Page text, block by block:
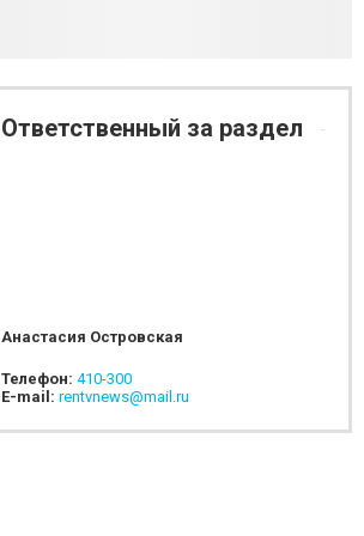
Ответственный за раздел
Анастасия Островская
Телефон: 410-300
E-mail: rentvnews@mail.ru